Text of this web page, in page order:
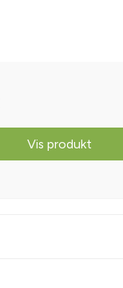
Vis produkt